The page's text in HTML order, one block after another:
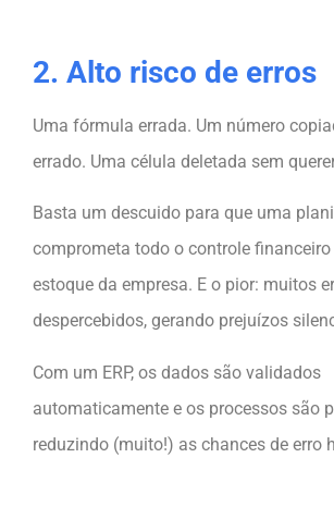
2. Alto risco de erros
Uma fórmula errada. Um número
errado. Uma célula deletada sem
Basta um descuido para que uma
comprometa todo o controle
estoque da empresa. E o pior: muitos
despercebidos, gerando prejuízos
Com um ERP, os dados são validados
automaticamente e os processos são
reduzindo (muito!) as chances de erro